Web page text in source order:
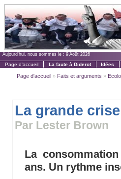
Aujourd'hui, nous sommes le : 9 Août 2026
Page d'accueil La faute à Diderot Idées
Page d'accueil » Faits et arguments »
La grande
Par Lester Brown
La
ans. Un rythme